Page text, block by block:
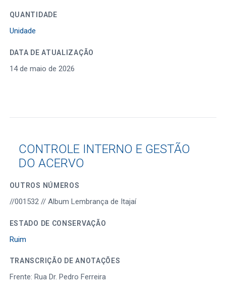
QUANTIDADE
Unidade
DATA DE ATUALIZAÇÃO
14 de maio de 2026
CONTROLE INTERNO E GESTÃO
DO ACERVO
OUTROS NÚMEROS
//001532 // Album Lembrança de Itajaí
ESTADO DE CONSERVAÇÃO
Ruim
TRANSCRIÇÃO DE ANOTAÇÕES
Frente: Rua Dr. Pedro Ferreira